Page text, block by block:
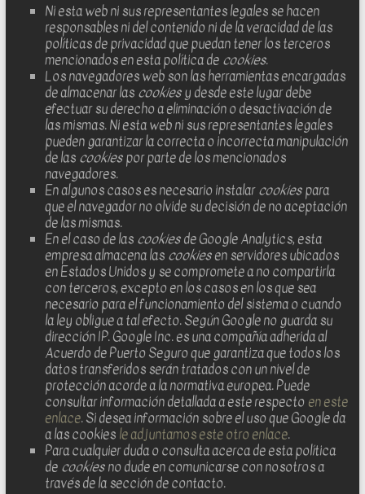
Ni esta web ni sus representantes legales se hacen
responsables ni del contenido ni de la veracidad de las
políticas de privacidad que puedan tener los terceros
mencionados en esta política de cookies.
Los navegadores web son las herramientas encargadas
de almacenar las cookiesy desde este lugar debe
efectuar su derecho a eliminación o desactivación de
las mismas. Ni esta web ni sus representantes legales
pueden garantizar la correcta o incorrecta manipulación
de las cookiespor parte de los mencionados
navegadores.
En algunos casos es necesario instalarcookiespara
que el navegador no olvide su decisión de no aceptación
de las mismas.
En el caso de las cookiesde Google Analytics, esta
empresa almacena las cookiesen servidores ubicados
en Estados Unidos y se compromete a no compartirla
con terceros, excepto en los casos en los que sea
necesario para el funcionamiento del sistema o cuando
la ley obligue a tal efecto. Según Google no guarda su
dirección IP. Google Inc. es una compañía adherida al
Acuerdo de Puerto Seguro que garantiza que todos los
datos transferidos serán tratados con un nivel de
protección acorde a la normativa europea. Puede
consultar información detallada a este respecto en este
enlace. Si desea información sobre el uso que Google da
a las cookies le adjuntamos este otro enlace.
Para cualquier duda o consulta acerca de esta política
de cookiesno dude en comunicarse con nosotros a
través de la sección de contacto.